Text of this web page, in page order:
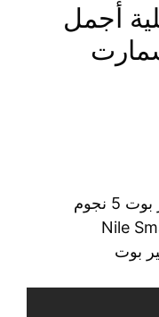
أجمل
نجوم
Nile
بوت